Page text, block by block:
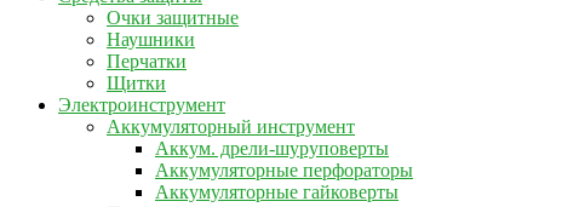
Очки защитные
Наушники
Перчатки
Щитки
Электроинструмент
Аккумуляторный инструмент
Аккум. дрели-шуруповерты
Аккумуляторные перфораторы
Аккумуляторные гайковерты